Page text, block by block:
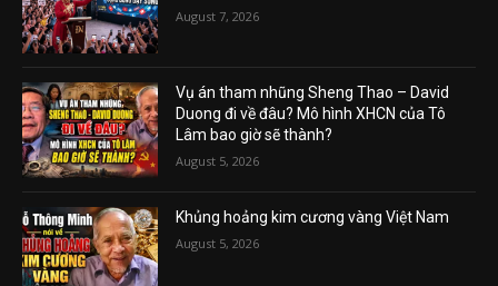
August 7, 2026
Vụ án tham nhũng Sheng Thao – David
Duong đi về đâu? Mô hình XHCN của Tô
Lâm bao giờ sẽ thành?
August 5, 2026
Khủng hoảng kim cương vàng Việt Nam
August 5, 2026